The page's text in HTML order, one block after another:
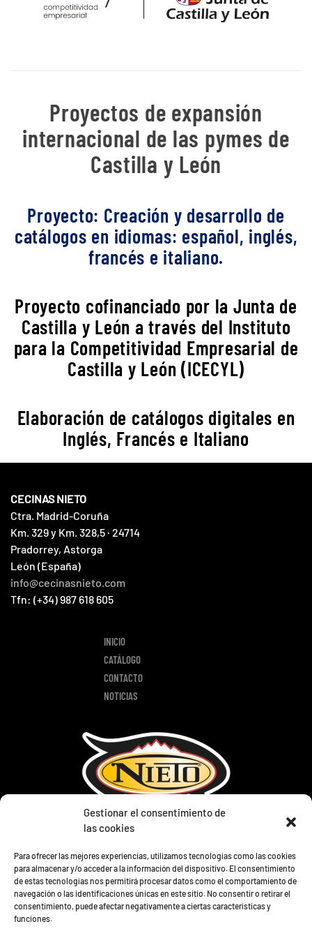
Gestionar el consentimiento de
las cookies
Para ofrecer las mejores experiencias, utilizamos tecnologías como las cookies
para almacenar y/o acceder a la información del dispositivo. El consentimiento
de estas tecnologías nos permitirá procesar datos como el comportamiento de
navegación o las identificaciones únicas en este sitio. No consentir o retirar el
consentimiento, puede afectar negativamente a ciertas características y
funciones.
Proyectos de expansión
internacional de las pymes de
Castilla y León
Proyecto: Creación y desarrollo de
catálogos en idiomas: español, inglés,
francés e italiano.
Proyecto cofinanciado por la Junta de
Castilla y León a través del Instituto
para la Competitividad Empresarial de
Castilla y León (ICECYL)
Elaboración de catálogos digitales en
Inglés, Francés e Italiano
CECINAS NIETO
Ctra. Madrid-Coruña
Km. 329 y Km. 328,5 · 24714
Pradorrey, Astorga
León (España)
info@cecinasnieto.com
Tfn: (+34) 987 618 605
INICIO
CATÁLOGO
CONTACTO
NOTICIAS
PRODUCTOS
LOTES
CONTACTO